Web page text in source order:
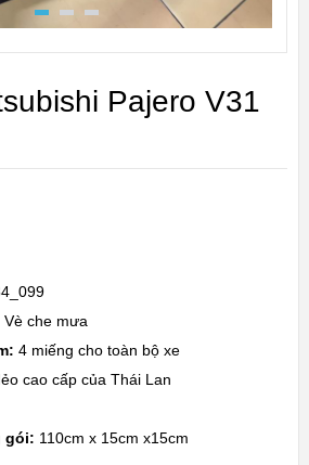
Pajero V31
Vè che mưa
4 miếng cho toàn bộ xe
cao cấp của Thái Lan
gói: 110cm x 15cm x15cm